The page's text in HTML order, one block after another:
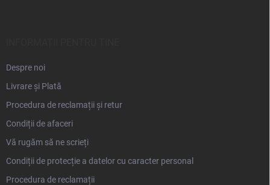
Despre noi
Livrare și Plată
Procedura de reclamații și retur
Condiții de afaceri
Vă rugăm să ne scrieți
Condiții de protecție a datelor cu caracter personal
Procedura de reclamații